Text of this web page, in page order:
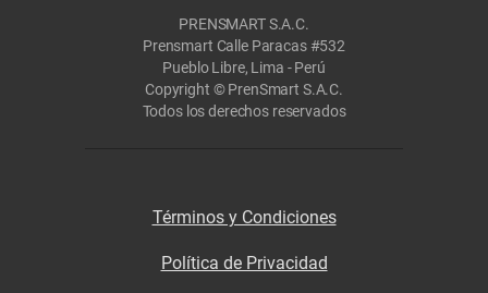
PRENSMART S.A.C.
Prensmart Calle Paracas #532
Pueblo Libre, Lima - Perú
Copyright © PrenSmart S.A.C.
Todos los derechos reservados
Términos y Condiciones
Política de Privacidad